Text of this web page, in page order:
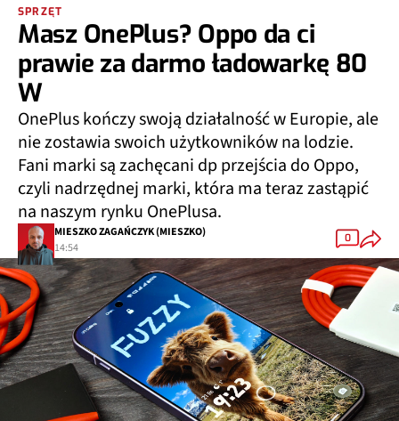
SPRZĘT
Masz OnePlus? Oppo da ci
prawie za darmo ładowarkę 80
W
OnePlus kończy swoją działalność w Europie, ale
nie zostawia swoich użytkowników na lodzie.
Fani marki są zachęcani dp przejścia do Oppo,
czyli nadrzędnej marki, która ma teraz zastąpić
na naszym rynku OnePlusa.
MIESZKO ZAGAŃCZYK (MIESZKO)
14:54
0